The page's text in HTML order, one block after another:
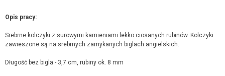
Opis pracy:
Srebrne kolczyki z surowymi kamieniami lekko ciosanych rubinów. Kolczyki
zawieszone są na srebrnych zamykanych biglach angielskich.
Długość bez bigla - 3,7 cm, rubiny ok. 8 mm